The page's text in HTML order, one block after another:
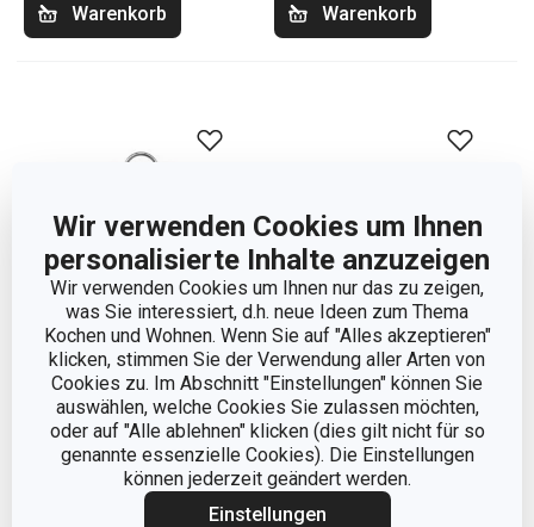
Wir verwenden Cookies um Ihnen
personalisierte Inhalte anzuzeigen
Wir verwenden Cookies um Ihnen nur das zu zeigen,
was Sie interessiert, d.h. neue Ideen zum Thema
Kochen und Wohnen. Wenn Sie auf "Alles akzeptieren"
klicken, stimmen Sie der Verwendung aller Arten von
Cookies zu. Im Abschnitt "Einstellungen" können Sie
auswählen, welche Cookies Sie zulassen möchten,
oder auf "Alle ablehnen" klicken (dies gilt nicht für so
genannte essenzielle Cookies). Die Einstellungen
können jederzeit geändert werden.
Einstellungen
Warenkorb Warenkorb
Versandkostenfrei
Topf VISION mit Deckel
ø 28 cm, 11,0 l
124,00 €
Versandkostenfrei
Kasserolle VISION mit
Deckel ø 16 cm, 1,5 l
54,90 €
Auf Lager